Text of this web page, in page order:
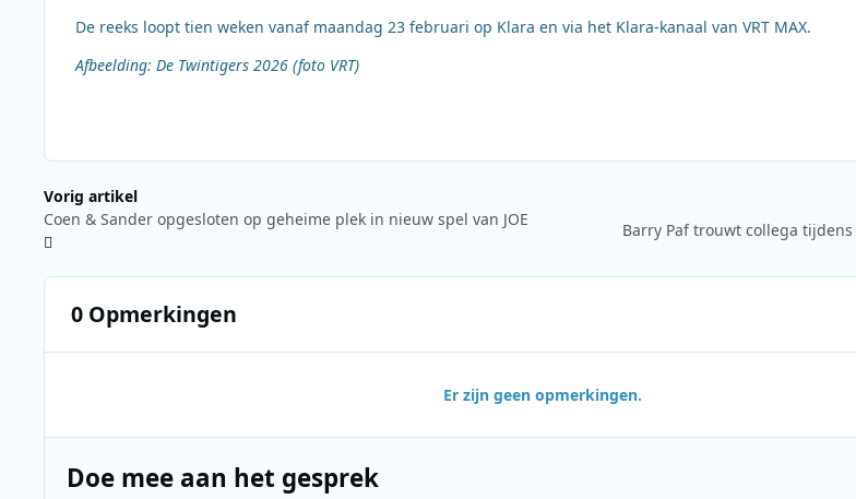
De reeks loopt tien weken vanaf maandag 23 februari op Klara en via het Klara-kanaal van VRT MAX.
Afbeelding: De Twintigers 2026 (foto VRT)
Vorig artikel
Coen & Sander opgesloten op geheime plek in nieuw spel van JOE
Barry Paf trouwt collega
0 Opmerkingen
Er zijn geen opmerkingen.
Doe mee aan het gesprek